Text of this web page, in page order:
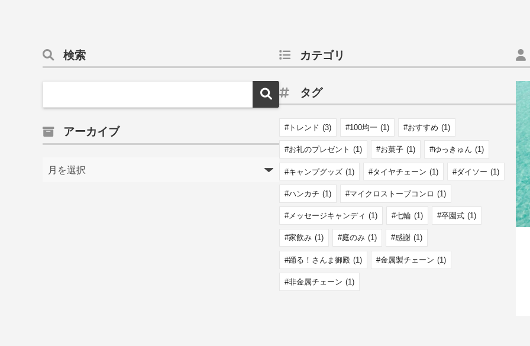
検索
アーカイブ
カテゴリ
タグ
トレンド (3) 100均一 (1) おすすめ (1)
お礼のプレゼント (1) お菓子 (1) ゆっきゅん (1)
キャンプグッズ (1) タイヤチェーン (1) ダイソー (1)
ハンカチ (1) マイクロストーブコンロ (1)
メッセージキャンディ (1) 七輪 (1) 卒園式 (1)
家飲み (1) 庭のみ (1) 感謝 (1)
踊る！さんま御殿 (1) 金属製チェーン (1)
非金属チェーン (1)